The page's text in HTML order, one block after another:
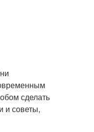
сделать
и советы,